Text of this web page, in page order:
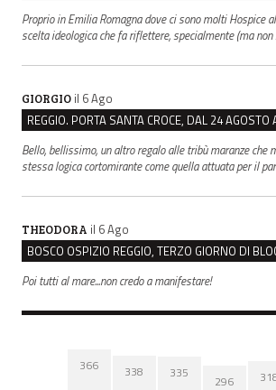
Proprio in Emilia Romagna dove ci sono molti Hospice
scelta ideologica che fa riflettere, specialmente (ma
GIORGIO il 6 Ago
Bello, bellissimo, un altro regalo alle tribù maranze che
stessa logica cortomirante come quella attuata per il
THEODORA il 6 Ago
Poi tutti al mare...non credo a manifestare!
366 338 335
296